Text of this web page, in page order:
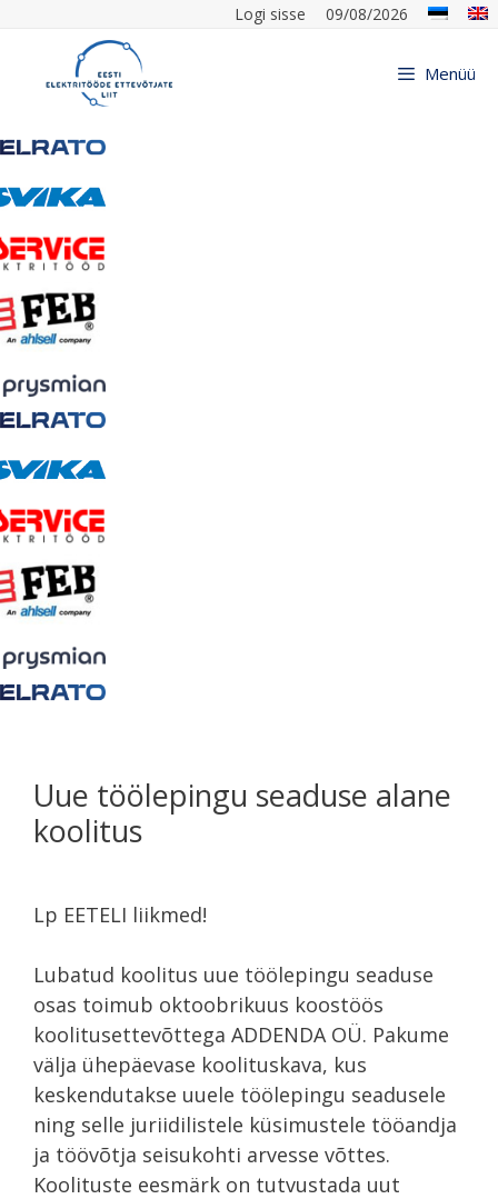
Logi sisse 09/08/2026
Menüü
Uue töölepingu seaduse alane
koolitus
Lp EETELI liikmed!
Lubatud koolitus uue töölepingu seaduse
osas toimub oktoobrikuus koostöös
koolitusettevõttega ADDENDA OÜ. Pakume
välja ühepäevase koolituskava, kus
keskendutakse uuele töölepingu seadusele
ning selle juriidilistele küsimustele tööandja
ja töövõtja seisukohti arvesse võttes.
Koolituste eesmärk on tutvustada uut